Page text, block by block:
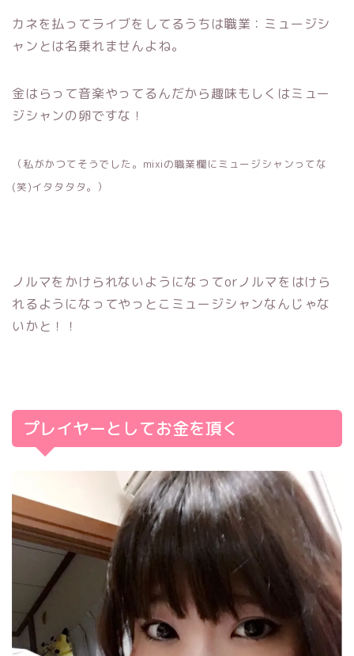
カネを払ってライブをしてるうちは職業：ミュージシ
ャンとは名乗れませんよね。
金はらって音楽やってるんだから趣味もしくはミュー
ジシャンの卵ですな！
（私がかつてそうでした。mixiの職業欄にミュージシャンってな
(笑)イタタタタ。）
ノルマをかけられないようになってorノルマをはけら
れるようになってやっとこミュージシャンなんじゃな
いかと！！
プレイヤーとしてお金を頂く